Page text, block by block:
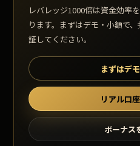
レバレッジ1000倍は資金効率
ります。まずはデモ・小額で
証してください。
まずはデ
リアル口
ボーナス